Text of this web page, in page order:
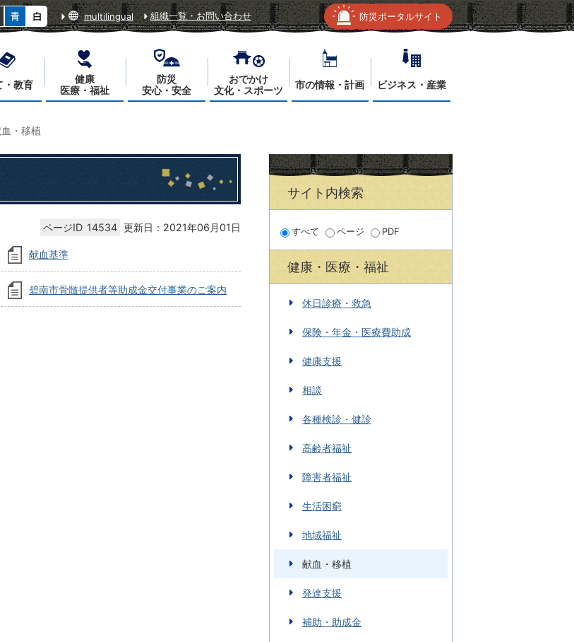
multilingual 組織一覧・お問い合わせ 防災ポータルサイト
・教育
健康
医療・福祉
防災
安心・安全
おでかけ
文化・スポーツ
市の情報・計画 ビジネス・産業
・移植
ページID 14534 更新日：2021年06月01日
献血基準
碧南市骨髄提供者等助成金交付事業のご案内
サイト内検索
すべて ページ PDF
健康・医療・福祉
休日診療・救急
保険・年金・医療費助成
健康支援
相談
各種検診・健診
高齢者福祉
障害者福祉
生活困窮
地域福祉
献血・移植
発達支援
補助・助成金